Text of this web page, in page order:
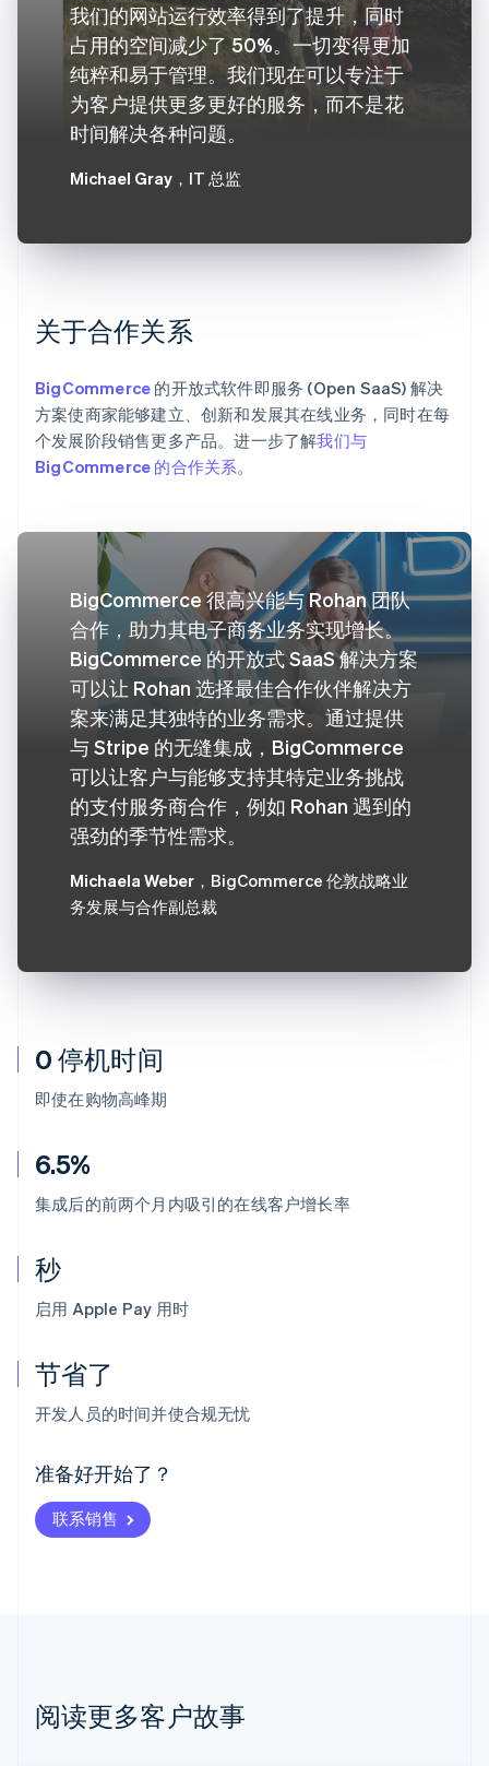
0 停机时间
即使在购物高峰期
6.5%
集成后的前两个月内吸引的在线客户增长率
秒
启用 Apple Pay 用时
节省了
开发人员的时间并使合规无忧
准备好开始了？
联系销售
我们的网站运行效率得到了提升，同时
占用的空间减少了 50%。一切变得更加
纯粹和易于管理。我们现在可以专注于
为客户提供更多更好的服务，而不是花
时间解决各种问题。
Michael Gray ，IT 总监
关于合作关系
BigCommerce 的开放式软件即服务 (Open SaaS) 解决
方案使商家能够建立、创新和发展其在线业务，同时在每
个发展阶段销售更多产品。进一步了解我们与
BigCommerce 的合作关系。
BigCommerce 很高兴能与 Rohan 团队
合作，助力其电子商务业务实现增长。
BigCommerce 的开放式 SaaS 解决方案
可以让 Rohan 选择最佳合作伙伴解决方
案来满足其独特的业务需求。通过提供
与 Stripe 的无缝集成，BigCommerce
可以让客户与能够支持其特定业务挑战
的支付服务商合作，例如 Rohan 遇到的
强劲的季节性需求。
Michaela Weber ，BigCommerce 伦敦战略业
务发展与合作副总裁
阅读更多客户故事
阿联酋
爱尔兰
爱沙尼亚
English
奥地利
Deutsch English
Nederlands Français Deutsch
波兰